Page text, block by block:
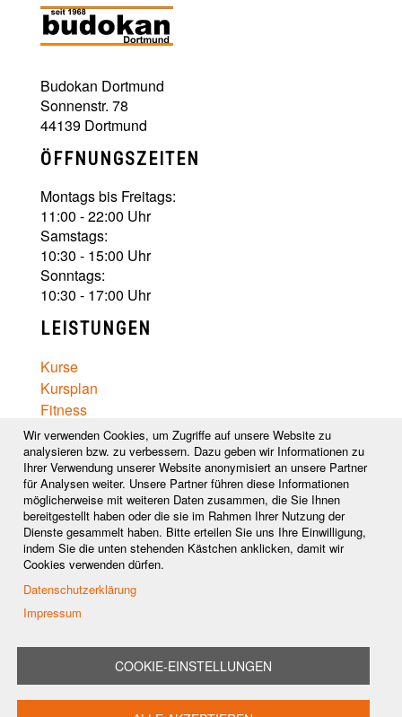
Wir verwenden Cookies, um Zugriffe auf unsere Website zu
analysieren bzw. zu verbessern. Dazu geben wir Informationen zu
Ihrer Verwendung unserer Website anonymisiert an unsere Partner
für Analysen weiter. Unsere Partner führen diese Informationen
möglicherweise mit weiteren Daten zusammen, die Sie Ihnen
bereitgestellt haben oder die sie im Rahmen Ihrer Nutzung der
Dienste gesammelt haben. Bitte erteilen Sie uns Ihre Einwilligung,
indem Sie die unten stehenden Kästchen anklicken, damit wir
Cookies verwenden dürfen.
Datenschutzerklärung
Impressum
COOKIE-EINSTELLUNGEN
Budokan Dortmund
Sonnenstr. 78
44139 Dortmund
ÖFFNUNGSZEITEN
Montags bis Freitags:
11:00 - 22:00 Uhr
Samstags:
10:30 - 15:00 Uhr
Sonntags:
10:30 - 17:00 Uhr
LEISTUNGEN
Kurse
Kursplan
Fitness
Captain Black Belt
Ernährungsberatung
Wellness
Preise
FOLGE UNS AUF
Besuchen
Sie
Twitter-
Seite
Besuchen
Facebbok-
Seite
Youtube-
Seite
Sie
Instagram-
Sie
uns
über
© 2024 Budokan Dortmund